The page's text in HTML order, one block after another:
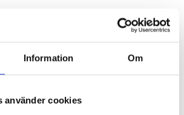
Information Om
använder cookies